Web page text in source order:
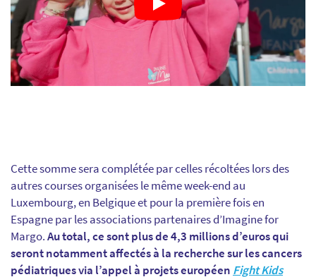
Cette somme sera complétée par celles récoltées lors des
autres courses organisées le même week-end au
Luxembourg, en Belgique et pour la première fois en
Espagne par les associations partenaires d’Imagine for
Margo.Au total, ce sont plus de 4,3 millions d’euros qui
seront notamment affectés à la recherche sur les cancers
pédiatriques via l’appel à projets européen Fight Kids